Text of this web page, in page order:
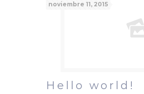
noviembre 11, 2015
Hello world!